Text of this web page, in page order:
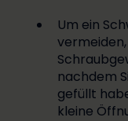
Um ein
nachdem
gefüllt
kleine